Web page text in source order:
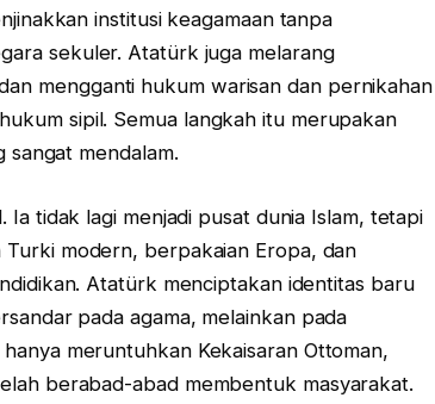
institusi keagamaan tanpa
sekuler. Atatürk juga melarang
mengganti hukum warisan dan pernikahan
sipil. Semua langkah itu merupakan
mendalam.
tidak lagi menjadi pusat dunia Islam, tetapi
Turki modern, berpakaian Eropa, dan
Atatürk menciptakan identitas baru
pada agama, melainkan pada
meruntuhkan Kekaisaran Ottoman,
berabad-abad membentuk masyarakat.